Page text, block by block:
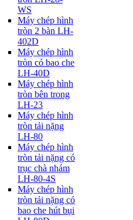
WS
Máy chép hình
tròn 2 bàn LH-
402D
Máy chép hình
tròn có bao che
LH-40D
Máy chép hình
tròn bên trong
LH-23
Máy chép hình
tròn tải nặng
LH-80
Máy chép hình
tròn tải nặng có
trục chà nhám
LH-80-4S
Máy chép hình
tròn tải nặng có
bao che hút bụi